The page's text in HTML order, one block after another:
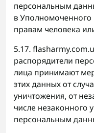
персональным
в
правам человека
5.17.
распорядители
лица принимают
этих данных от
уничтожения, от
числе незаконного
персональным